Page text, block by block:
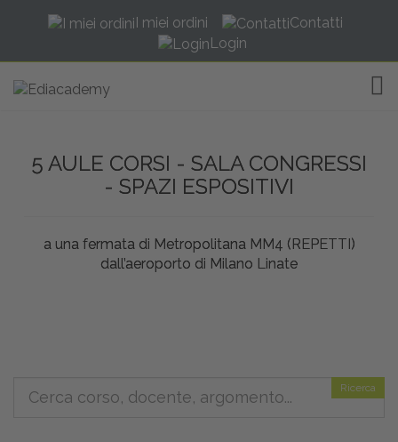
I miei ordini
Contatti
Login
5 AULE CORSI - SALA CONGRESSI
- SPAZI ESPOSITIVI
a una fermata di Metropolitana MM4 (REPETTI)
dall’aeroporto di Milano Linate
Ricerca